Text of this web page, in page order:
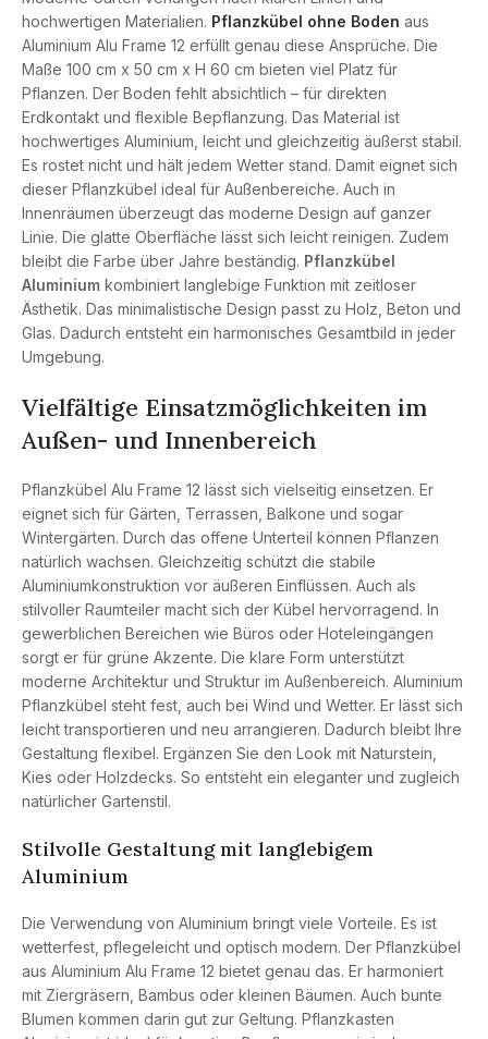
hochwertigen Materialien. Pflanzkübel ohne Boden aus
Aluminium Alu Frame 12 erfüllt genau diese Ansprüche. Die
Maße 100 cm x 50 cm x H 60 cm bieten viel Platz für
Pflanzen. Der Boden fehlt absichtlich – für direkten
Erdkontakt und flexible Bepflanzung. Das Material ist
hochwertiges Aluminium, leicht und gleichzeitig äußerst stabil.
Es rostet nicht und hält jedem Wetter stand. Damit eignet sich
dieser Pflanzkübel ideal für Außenbereiche. Auch in
Innenräumen überzeugt das moderne Design auf ganzer
Linie. Die glatte Oberfläche lässt sich leicht reinigen. Zudem
bleibt die Farbe über Jahre beständig. Pflanzkübel
Aluminium kombiniert langlebige Funktion mit zeitloser
Ästhetik. Das minimalistische Design passt zu Holz, Beton und
Glas. Dadurch entsteht ein harmonisches Gesamtbild in jeder
Umgebung.
Vielfältige Einsatzmöglichkeiten im
Außen- und Innenbereich
Pflanzkübel Alu Frame 12 lässt sich vielseitig einsetzen. Er
eignet sich für Gärten, Terrassen, Balkone und sogar
Wintergärten. Durch das offene Unterteil können Pflanzen
natürlich wachsen. Gleichzeitig schützt die stabile
Aluminiumkonstruktion vor äußeren Einflüssen. Auch als
stilvoller Raumteiler macht sich der Kübel hervorragend. In
gewerblichen Bereichen wie Büros oder Hoteleingängen
sorgt er für grüne Akzente. Die klare Form unterstützt
moderne Architektur und Struktur im Außenbereich. Aluminium
Pflanzkübel steht fest, auch bei Wind und Wetter. Er lässt sich
leicht transportieren und neu arrangieren. Dadurch bleibt Ihre
Gestaltung flexibel. Ergänzen Sie den Look mit Naturstein,
Kies oder Holzdecks. So entsteht ein eleganter und zugleich
natürlicher Gartenstil.
Stilvolle Gestaltung mit langlebigem
Aluminium
Die Verwendung von Aluminium bringt viele Vorteile. Es ist
wetterfest, pflegeleicht und optisch modern. Der Pflanzkübel
aus Aluminium Alu Frame 12 bietet genau das. Er harmoniert
mit Ziergräsern, Bambus oder kleinen Bäumen. Auch bunte
Blumen kommen darin gut zur Geltung. Pflanzkasten